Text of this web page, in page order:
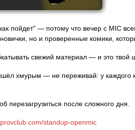
пойдет" — потому что вечер с MIC
но и проверенные комики,
свежий материал — и это твой
хмурым — не переживай: у каждого
перезагрузиться после сложного дня.
standup-openmic